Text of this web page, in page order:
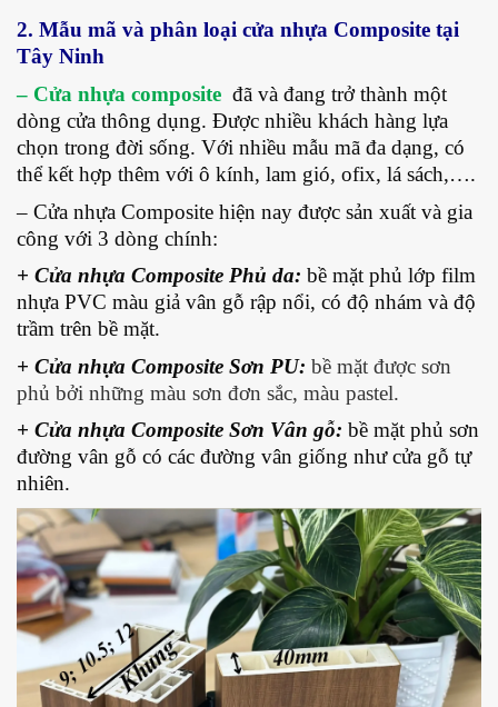
2. Mẫu mã và phân loại cửa nhựa Composite tại
Tây Ninh
– Cửa nhựa composite đã và đang trở thành một
dòng cửa thông dụng. Được nhiều khách hàng lựa
chọn trong đời sống. Với nhiều mẫu mã đa dạng, có
thể kết hợp thêm với ô kính, lam gió, ofix, lá sách,….
– Cửa nhựa Composite hiện nay được sản xuất và gia
công với 3 dòng chính:
+ Cửa nhựa Composite Phủ da: bề mặt phủ lớp film
nhựa PVC màu giả vân gỗ rập nổi, có độ nhám và độ
trầm trên bề mặt.
+ Cửa nhựa Composite Sơn PU: bề mặt được sơn
phủ bởi những màu sơn đơn sắc, màu pastel.
+ Cửa nhựa Composite Sơn Vân gỗ: bề mặt phủ sơn
đường vân gỗ có các đường vân giống như cửa gỗ tự
nhiên.